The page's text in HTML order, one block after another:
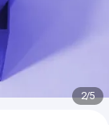
2/5